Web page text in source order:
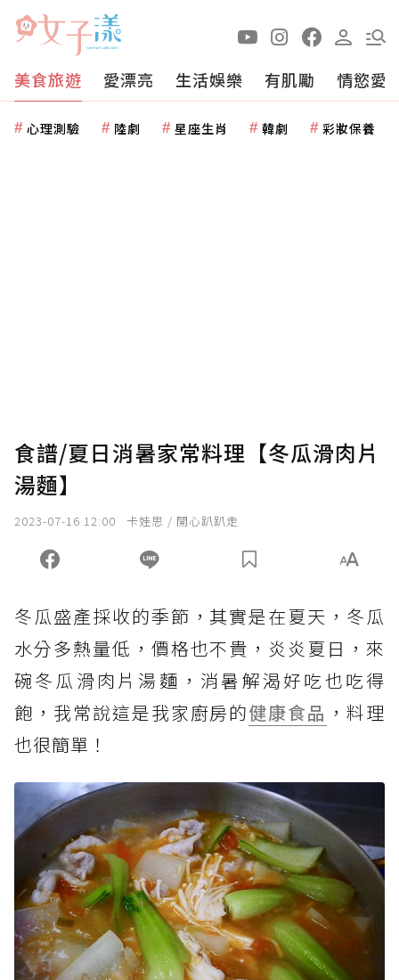
美食旅遊 愛漂亮 生活娛樂 有肌勵 情慾愛
心理測驗 陸劇 星座生肖 韓劇 彩妝保養
食譜/夏日消暑家常料理【冬瓜滑肉片
湯麵】
2023-07-16 12:00 卡娃思 / 開心趴趴走
冬瓜盛產採收的季節，其實是在夏天，冬瓜
水分多熱量低，價格也不貴，炎炎夏日，來
碗冬瓜滑肉片湯麵，消暑解渴好吃也吃得
飽，我常說這是我家廚房的健康食品 ，料理
也很簡單！